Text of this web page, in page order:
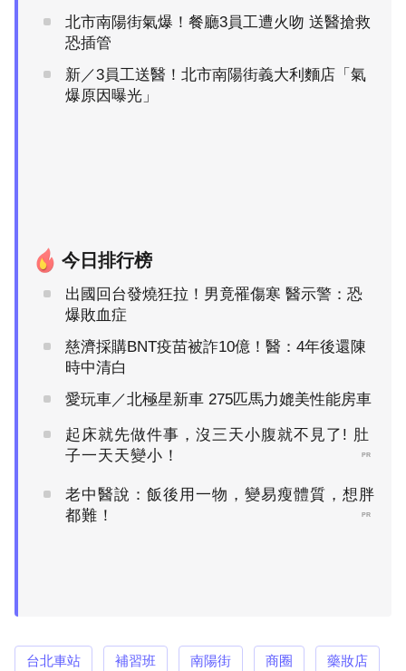
北市南陽街氣爆！餐廳3員工遭火吻 送醫搶救
恐插管
新／3員工送醫！北市南陽街義大利麵店「氣
爆原因曝光」
今日排行榜
出國回台發燒狂拉！男竟罹傷寒 醫示警：恐
爆敗血症
慈濟採購BNT疫苗被詐10億！醫：4年後還陳
時中清白
愛玩車／北極星新車 275匹馬力媲美性能房車
起床就先做件事，沒三天小腹就不見了! 肚
子一天天變小！
PR
老中醫說：飯後用一物，變易瘦體質，想胖
都難！
PR
台北車站 補習班 南陽街 商圈 藥妝店